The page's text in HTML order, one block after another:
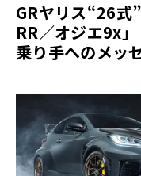
GRヤリス“26式
RR／オジエ9x
乗り手へのメッ